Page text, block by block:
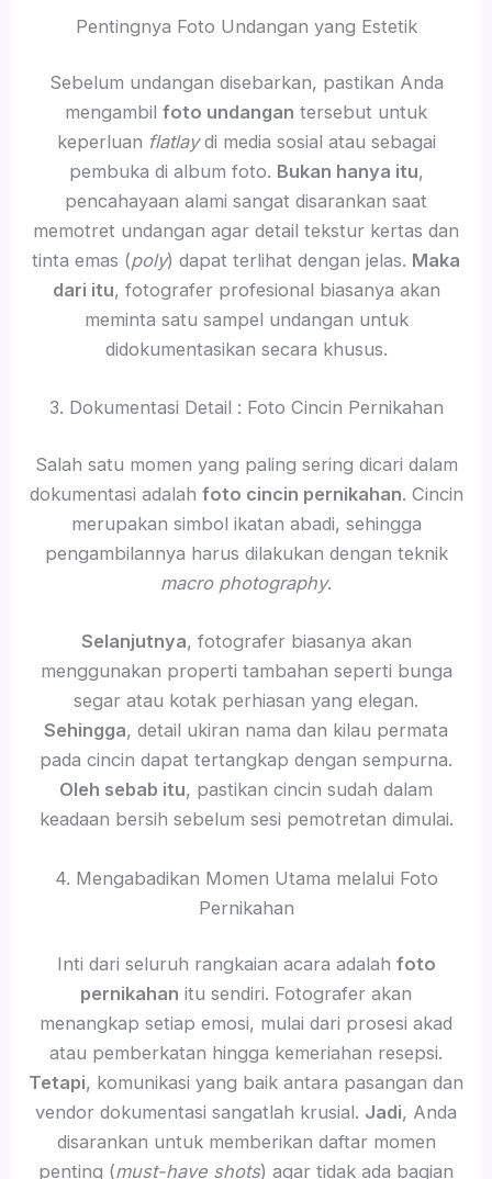
Pentingnya Foto Undangan yang Estetik
Sebelum undangan disebarkan, pastikan Anda
mengambil foto undangan tersebut untuk
keperluan flatlaydi media sosial atau sebagai
pembuka di album foto. Bukan hanya itu,
pencahayaan alami sangat disarankan saat
memotret undangan agar detail tekstur kertas dan
tinta emas (poly) dapat terlihat dengan jelas. Maka
dari itu, fotografer profesional biasanya akan
meminta satu sampel undangan untuk
didokumentasikan secara khusus.
3. Dokumentasi Detail : Foto Cincin Pernikahan
Salah satu momen yang paling sering dicari dalam
dokumentasi adalah foto cincin pernikahan. Cincin
merupakan simbol ikatan abadi, sehingga
pengambilannya harus dilakukan dengan teknik
macro photography.
Selanjutnya, fotografer biasanya akan
menggunakan properti tambahan seperti bunga
segar atau kotak perhiasan yang elegan.
Sehingga, detail ukiran nama dan kilau permata
pada cincin dapat tertangkap dengan sempurna.
Oleh sebab itu, pastikan cincin sudah dalam
keadaan bersih sebelum sesi pemotretan dimulai.
4. Mengabadikan Momen Utama melalui Foto
Pernikahan
Inti dari seluruh rangkaian acara adalah foto
pernikahan itu sendiri. Fotografer akan
menangkap setiap emosi, mulai dari prosesi akad
atau pemberkatan hingga kemeriahan resepsi.
Tetapi, komunikasi yang baik antara pasangan dan
vendor dokumentasi sangatlah krusial. Jadi, Anda
disarankan untuk memberikan daftar momen
penting (must-have shots) agar tidak ada bagian